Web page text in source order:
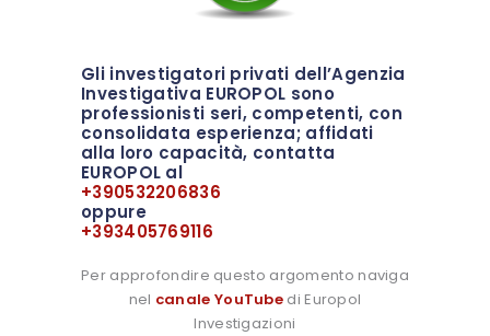
Gli investigatori privati dell’Agenzia
Investigativa EUROPOL sono
professionisti seri, competenti, con
consolidata esperienza; affidati
alla loro capacità, contatta
EUROPOL al
+390532206836
oppure
+393405769116
Per approfondire questo argomento naviga
nel canale YouTube di Europol
Investigazioni